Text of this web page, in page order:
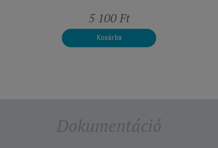
5 100 Ft
Kosárba
Dokumentáció